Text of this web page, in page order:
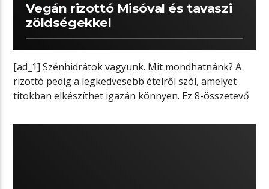
Vegán rizottó Misóval és tavaszi
zöldségekkel
[ad_1] Szénhidrátok vagyunk. Mit mondhatnánk? A
rizottó pedig a legkedvesebb ételről szól, amelyet
titokban elkészíthet igazán könnyen. Ez 8-összetevő